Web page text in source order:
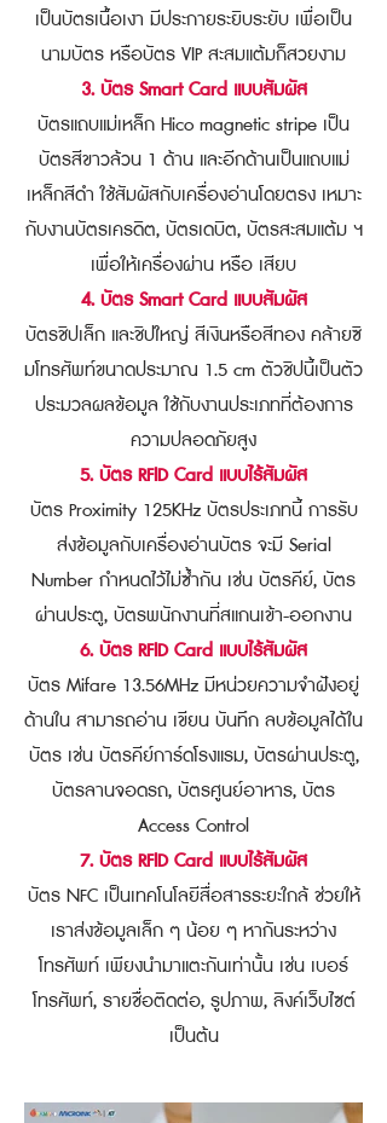
เป็นบัตรเนื้อเงา มีประกายระยิบระยับ เพื่อเป็น
นามบัตร หรือบัตร VIP สะสมแต้มก็สวยงาม
3. บัตร Smart Card แบบสัมผัส
บัตรแถบแม่เหล็ก Hico magnetic stripe เป็น
บัตรสีขาวล้วน 1 ด้าน และอีกด้านเป็นแถบแม่
เหล็กสีดำ ใช้สัมผัสกับเครื่องอ่านโดยตรง เหมาะ
กับงานบัตรเครดิต, บัตรเดบิต, บัตรสะสมแต้ม ฯ
เพื่อให้เครื่องผ่าน หรือ เสียบ
4. บัตร Smart Card แบบสัมผัส
บัตรชิปเล็ก และชิปใหญ่ สีเงินหรือสีทอง คล้ายซิ
มโทรศัพท์ขนาดประมาณ 1.5 cm ตัวชิปนี้เป็นตัว
ประมวลผลข้อมูล ใช้กับงานประเภทที่ต้องการ
ความปลอดภัยสูง
5. บัตร RFID Card แบบไร้สัมผัส
บัตร Proximity 125KHz บัตรประเภทนี้ การรับ
ส่งข้อมูลกับเครื่องอ่านบัตร จะมี Serial
Number กำหนดไว้ไม่ซ้ำกัน เช่น บัตรคีย์, บัตร
ผ่านประตู, บัตรพนักงานที่สแกนเข้า-ออกงาน
6. บัตร RFID Card แบบไร้สัมผัส
บัตร Mifare 13.56MHz มีหน่วยความจำฝังอยู่
ด้านใน สามารถอ่าน เขียน บันทึก ลบข้อมูลได้ใน
บัตร เช่น บัตรคีย์การ์ดโรงแรม, บัตรผ่านประตู,
บัตรลานจอดรถ, บัตรศูนย์อาหาร, บัตร
Access Control
7. บัตร RFID Card แบบไร้สัมผัส
บัตร NFC เป็นเทคโนโลยีสื่อสารระยะใกล้ ช่วยให้
เราส่งข้อมูลเล็ก ๆ น้อย ๆ หากันระหว่าง
โทรศัพท์ เพียงนำมาแตะกันเท่านั้น เช่น เบอร์
โทรศัพท์, รายชื่อติดต่อ, รูปภาพ, ลิงค์เว็บไซต์
เป็นต้น